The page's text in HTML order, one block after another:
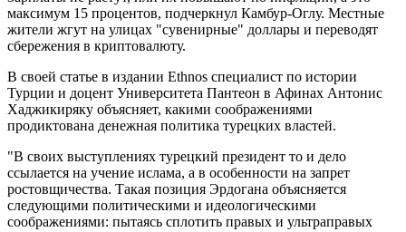
максимум 15 процентов, подчеркнул Камбур-Оглу. Местные
жители жгут на улицах "сувенирные" доллары и переводят
сбережения в криптовалюту.
В своей статье в издании Ethnos специалист по истории
Турции и доцент Университета Пантеон в Афинах Антонис
Хаджикиряку объясняет, какими соображениями
продиктована денежная политика турецких властей.
"В своих выступлениях турецкий президент то и дело
ссылается на учение ислама, а в особенности на запрет
ростовщичества. Такая позиция Эрдогана объясняется
следующими политическими и идеологическими
соображениями: пытаясь сплотить правых и ультраправых